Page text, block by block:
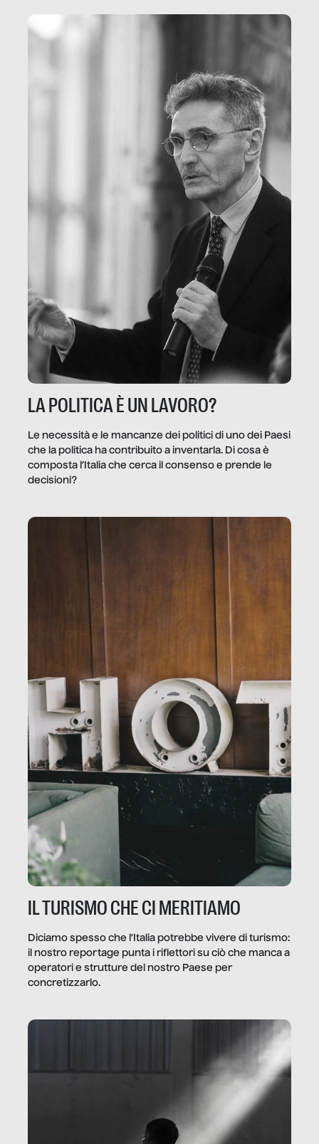
LA POLITICA È UN LAVORO?
Le necessità e le mancanze dei politici di uno dei Paesi
che la politica ha contribuito a inventarla. Di cosa è
composta l’Italia che cerca il consenso e prende le
decisioni?
IL TURISMO CHE CI MERITIAMO
Diciamo spesso che l’Italia potrebbe vivere di turismo:
il nostro reportage punta i riflettori su ciò che manca a
operatori e strutture del nostro Paese per
concretizzarlo.